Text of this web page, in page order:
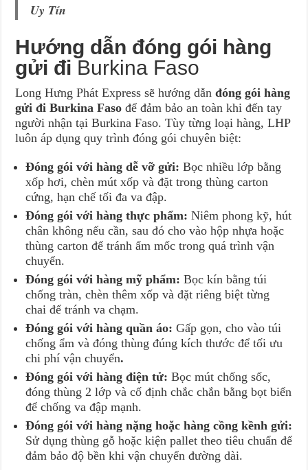
Uy Tín
Hướng dẫn đóng gói hàng
gửi đi Burkina Faso
Long Hưng Phát Express sẽ hướng dẫnđóng gói hàng
gửi đi Burkina Fasođể đảm bảo an toàn khi đến tay
người nhận tại Burkina Faso. Tùy từng loại hàng, LHP
luôn áp dụng quy trình đóng gói chuyên biệt:
Đóng gói với hàng dễ vỡ gửi:Bọc nhiều lớp bằng
xốp hơi, chèn mút xốp và đặt trong thùng carton
cứng, hạn chế tối đa va đập.
Đóng gói với hàng thực phẩm:Niêm phong kỹ, hút
chân không nếu cần, sau đó cho vào hộp nhựa hoặc
thùng carton để tránh ẩm mốc trong quá trình vận
chuyển.
Đóng gói với hàng mỹ phẩm:Bọc kín bằng túi
chống tràn, chèn thêm xốp và đặt riêng biệt từng
chai để tránh va chạm.
Đóng gói với hàng quần áo:Gấp gọn, cho vào túi
chống ẩm và đóng thùng đúng kích thước để tối ưu
chi phí vận chuyển.
Đóng gói với hàng điện tử:Bọc mút chống sốc,
đóng thùng 2 lớp và cố định chắc chắn bằng bọt biển
để chống va đập mạnh.
Đóng gói với hàng nặng hoặc hàng cồng kềnh gửi:
Sử dụng thùng gỗ hoặc kiện pallet theo tiêu chuẩn để
đảm bảo độ bền khi vận chuyển đường dài.